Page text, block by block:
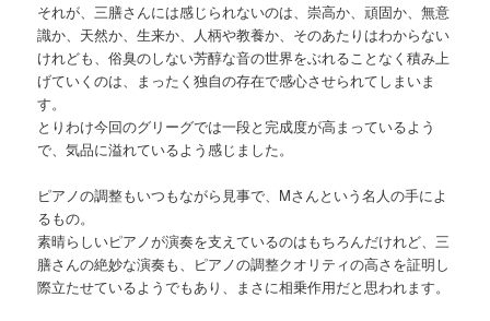
それが、三膳さんには感じられないのは、崇高か、頑固か、無意
識か、天然か、生来か、人柄や教養か、そのあたりはわからない
けれども、俗臭のしない芳醇な音の世界をぶれることなく積み上
げていくのは、まったく独自の存在で感心させられてしまいま
す。
とりわけ今回のグリーグでは一段と完成度が高まっているよう
で、気品に溢れているよう感じました。
ピアノの調整もいつもながら見事で、Mさんという名人の手によ
るもの。
素晴らしいピアノが演奏を支えているのはもちろんだけれど、三
膳さんの絶妙な演奏も、ピアノの調整クオリティの高さを証明し
際立たせているようでもあり、まさに相乗作用だと思われます。